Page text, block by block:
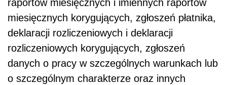
raportów miesięcznych i imiennych raportów
miesięcznych korygujących, zgłoszeń płatnika,
deklaracji rozliczeniowych i deklaracji
rozliczeniowych korygujących, zgłoszeń
danych o pracy w szczególnych warunkach lub
o szczególnym charakterze oraz innych